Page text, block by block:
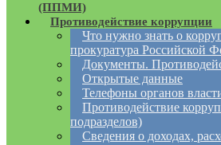
(ППМИ)
Противодействие коррупции
Что нужно знать о
прокуратура Российской
Документы.
Открытые данные
Телефоны органов
Противодействие
подразделов)
Сведения о доходах,